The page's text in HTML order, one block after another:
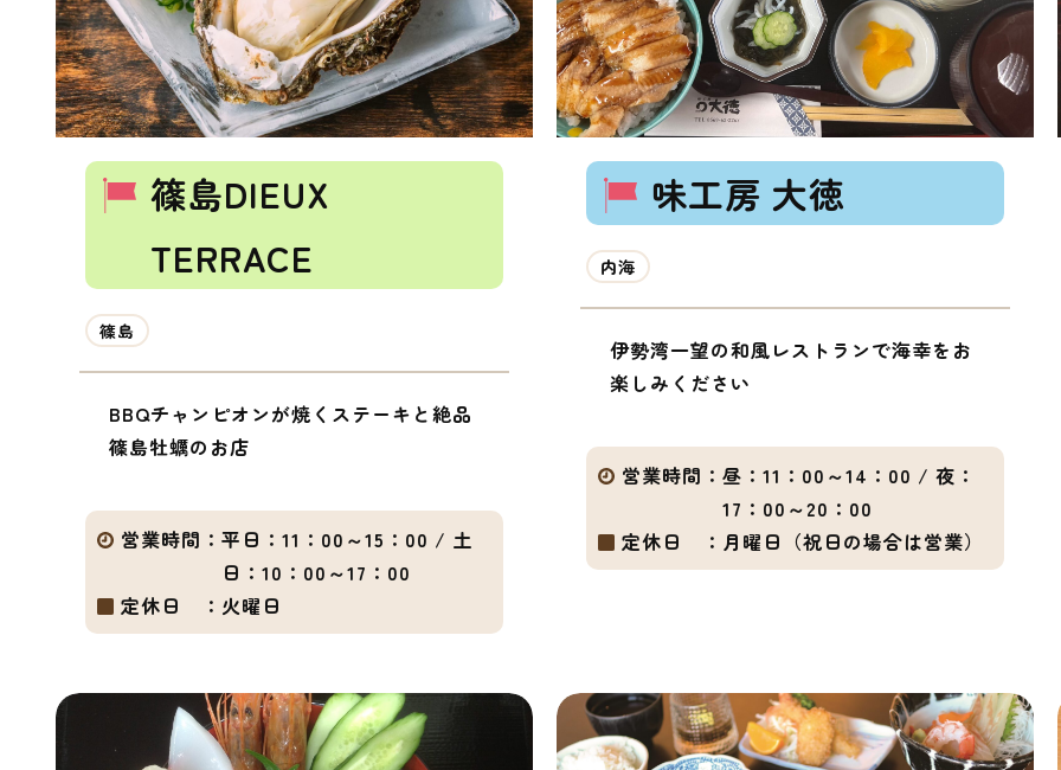
篠島DIEUX
TERRACE
篠島
BBQチャンピオンが焼くステーキと絶品
篠島牡蠣のお店
営業時間： 平日：11：00～15：00 / 土
日：10：00～17：00
定休日 ： 火曜日
味工房 大徳
内海
伊勢湾一望の和風レストランで海幸をお
楽しみください
営業時間： 昼：11：00～14：00 / 夜：
17：00～20：00
定休日 ： 月曜日（祝日の場合は営業）